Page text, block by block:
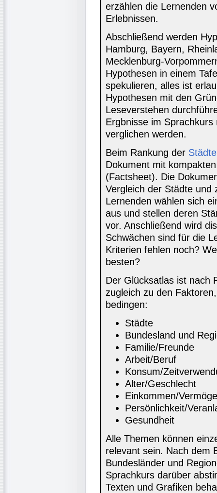
erzählen die Lernenden
Erlebnissen.
Abschließend werden
Hamburg, Bayern,
Mecklenburg-
Hypothesen in einem
spekulieren, alles ist
Hypothesen mit den
Leseverstehen
Ergbnisse im
verglichen werden.
Beim Rankung der Städte
Dokument mit
(Factsheet). Die
Vergleich der Städte und
Lernenden wählen sich
aus und stellen deren
vor. Anschließend wird
Schwächen sind für die
Kriterien fehlen noch?
besten?
Der Glücksatlas ist nach
zugleich zu den
bedingen:
Städte
Bundesland und
Familie/Freunde
Arbeit/Beruf
Konsum/
Alter/Geschlecht
Einkommen/
Persönlichkeit/
Gesundheit
Alle Themen können
relevant sein. Nach dem
Bundesländer und
Sprachkurs darüber
Texten und Grafiken